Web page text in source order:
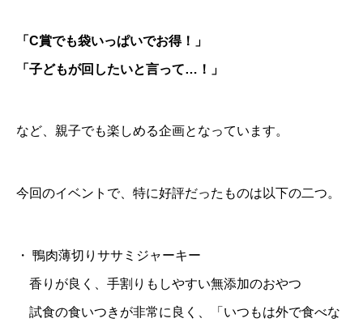
「C賞でも袋いっぱいでお得！」
「子どもが回したいと言って…！」
など、親子でも楽しめる企画となっています。
今回のイベントで、特に好評だったものは以下の二つ。
・ 鴨肉薄切りササミジャーキー
香りが良く、手割りもしやすい無添加のおやつ
試食の食いつきが非常に良く、「いつもは外で食べな